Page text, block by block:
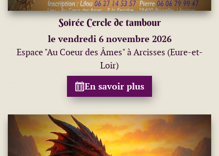
Soirée Cercle de tambour
le vendredi 6 novembre 2026
Espace "Au Coeur des Âmes" à Arcisses (Eure-et-
Loir)
En savoir plus